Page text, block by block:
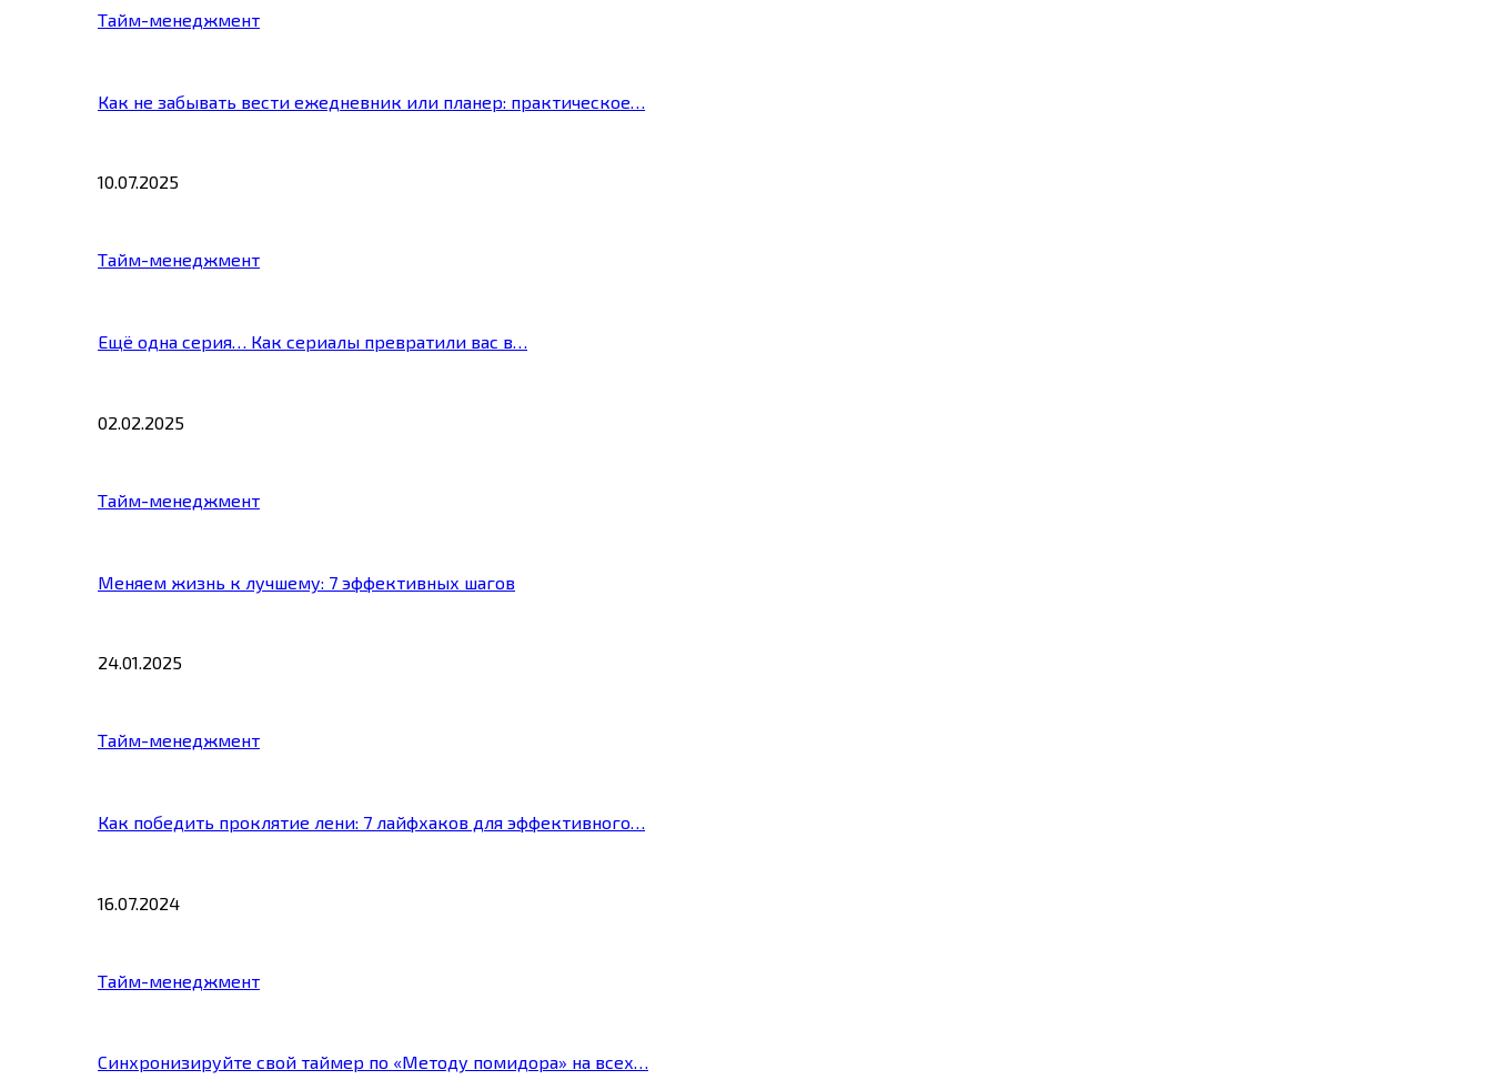
Тайм-менеджмент
Как не забывать вести ежедневник или планер: практическое…
10.07.2025
Тайм-менеджмент
Ещё одна серия… Как сериалы превратили вас в…
02.02.2025
Тайм-менеджмент
Меняем жизнь к лучшему: 7 эффективных шагов
24.01.2025
Тайм-менеджмент
Как победить проклятие лени: 7 лайфхаков для эффективного…
16.07.2024
Тайм-менеджмент
Синхронизируйте свой таймер по «Методу помидора» на всех…